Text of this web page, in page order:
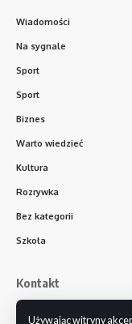
Używając witryny
Wiadomości
Na sygnale
Sport
Sport
Biznes
Warto wiedzieć
Kultura
Rozrywka
Bez kategorii
Szkoła
Kontakt
otoWejherowo.pl